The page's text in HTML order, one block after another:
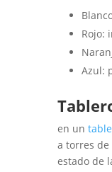
Rojo:
Azul:
en un
a torres
estado de